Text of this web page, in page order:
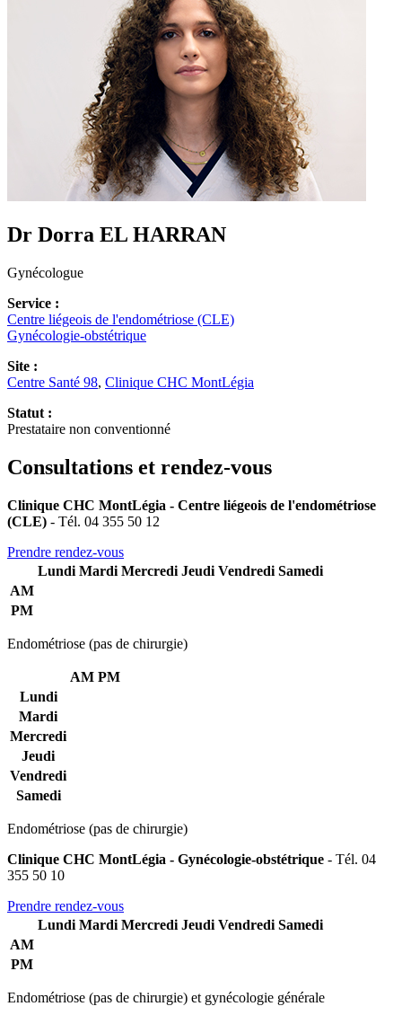
Dr Dorra EL HARRAN
Gynécologue
Service :
Centre liégeois de l'endométriose (CLE)
Gynécologie-obstétrique
Site :
Centre Santé 98, Clinique CHC MontLégia
Statut :
Prestataire non conventionné
Consultations et rendez-vous
Clinique CHC MontLégia - Centre liégeois de l'endométriose
(CLE) - Tél. 04 355 50 12
Prendre rendez-vous
Lundi Mardi Mercredi Jeudi Vendredi Samedi
AM
PM
Endométriose (pas de chirurgie)
AM PM
Lundi
Mardi
Mercredi
Jeudi
Vendredi
Samedi
Endométriose (pas de chirurgie)
Clinique CHC MontLégia - Gynécologie-obstétrique - Tél. 04
355 50 10
Prendre rendez-vous
Lundi Mardi Mercredi Jeudi Vendredi Samedi
AM
PM
Endométriose (pas de chirurgie) et gynécologie générale